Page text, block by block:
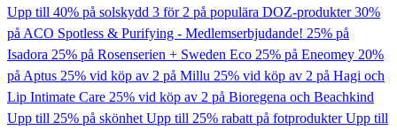
Upp till 40% på solskydd 3 för 2 på populära DOZ-produkter30%
på ACO Spotless & Purifying - Medlemserbjudande! 25% på
Isadora 25% på Rosenserien + Sweden Eco 25% på Eneomey 20%
på Aptus 25% vid köp av 2 på Millu 25% vid köp av 2 på Hagi och
Lip Intimate Care 25% vid köp av 2 på Bioregena och Beachkind
Upp till 25% på skönhetUpp till 25% rabatt på fotprodukterUpp till